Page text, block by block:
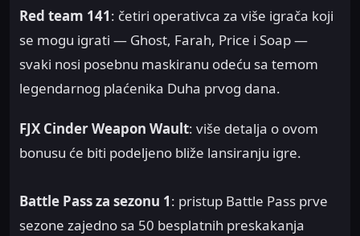
Red team 141: četiri operativca za više igrača koji
se mogu igrati — Ghost, Farah, Price i Soap —
svaki nosi posebnu maskiranu odeću sa temom
legendarnog plaćenika Duha prvog dana.
FJX Cinder Weapon Wault: više detalja o ovom
bonusu će biti podeljeno bliže lansiranju igre.
Battle Pass za sezonu 1: pristup Battle Pass prve
sezone zajedno sa 50 besplatnih preskakanja